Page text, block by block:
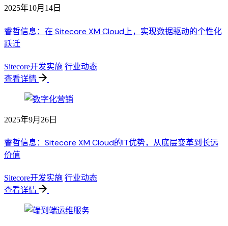
2025年10月14日
睿哲信息：在 Sitecore XM Cloud上，实现数据驱动的个性化
跃迁
Sitecore开发实施 行业动态
查看详情
2025年9月26日
睿哲信息：Sitecore XM Cloud的IT优势，从底层变革到长远
价值
Sitecore开发实施 行业动态
查看详情